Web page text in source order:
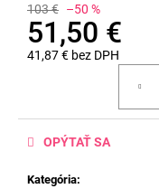
103 € –50 %
51,50 €
41,87 € bez DPH
Kategória:
OPÝTAŤ SA